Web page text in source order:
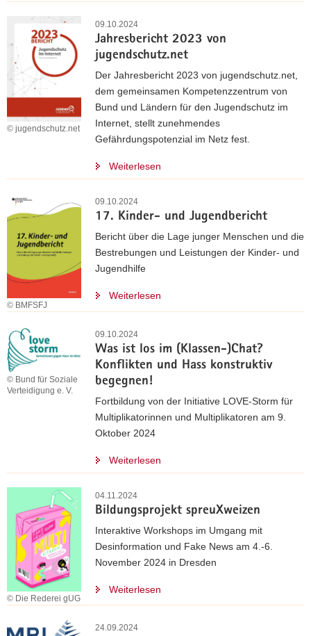
09.10.2024
Jahresbericht 2023 von
jugendschutz.net
© jugendschutz.net
Der Jahresbericht 2023 von jugendschutz.net,
dem gemeinsamen Kompetenzzentrum von
Bund und Ländern für den Jugendschutz im
Internet, stellt zunehmendes
Gefährdungspotenzial im Netz fest.
Weiterlesen
09.10.2024
17. Kinder- und Jugendbericht
© BMFSFJ
Bericht über die Lage junger Menschen und die
Bestrebungen und Leistungen der Kinder- und
Jugendhilfe
Weiterlesen
09.10.2024
Was ist los im (Klassen-)Chat?
Konflikten und Hass konstruktiv
begegnen!
© Bund für Soziale
Verteidigung e. V.
Fortbildung von der Initiative LOVE-Storm für
Multiplikatorinnen und Multiplikatoren am 9.
Oktober 2024
Weiterlesen
04.11.2024
Bildungsprojekt spreuXweizen
© Die Rederei gUG
Interaktive Workshops im Umgang mit
Desinformation und Fake News am 4.-6.
November 2024 in Dresden
Weiterlesen
24.09.2024